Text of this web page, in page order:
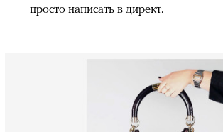
просто написать в директ.